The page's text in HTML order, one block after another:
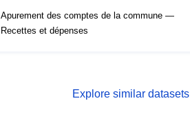
Apurement des comptes de la commune —
Recettes et dépenses
Explore similar datasets